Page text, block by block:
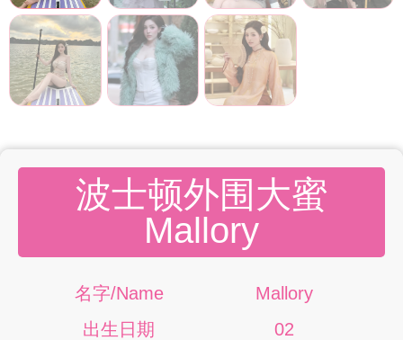
波士顿外围大蜜
Mallory
名字/Name
Mallory
出生日期
02